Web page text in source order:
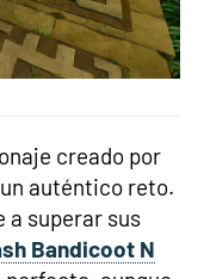
creado por
auténtico reto.
a superar sus
Bandicoot N